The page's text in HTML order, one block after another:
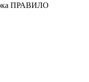
ПРАВИЛО